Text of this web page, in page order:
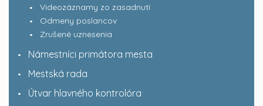
Videozáznamy zo zasadnutí
Odmeny poslancov
Zrušené uznesenia
Námestníci primátora mesta
Mestská rada
Útvar hlavného kontrolóra